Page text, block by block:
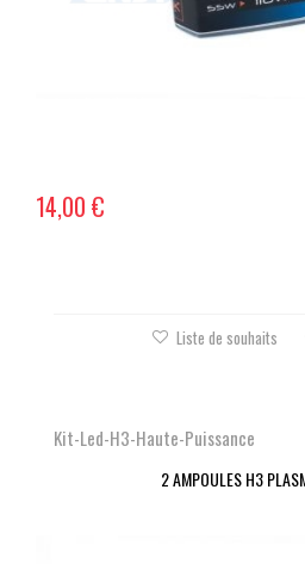
14,00 €
Liste de souhaits
Kit-Led-H3-Haute-Puissance
2 AMPOULES H3